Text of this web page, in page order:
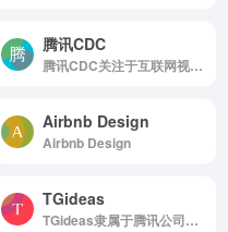
腾讯CDC
腾讯CDC关注于互联网视觉设计、交互设计、用户研究、前端开发。
Airbnb Design
Airbnb Design
TGideas
TGideas隶属于腾讯公司互动娱乐业务系统的专业推广类设计团队